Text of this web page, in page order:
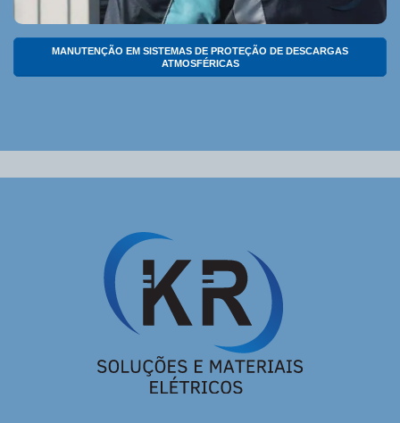
MANUTENÇÃO EM SISTEMAS DE PROTEÇÃO DE DESCARGAS
ATMOSFÉRICAS